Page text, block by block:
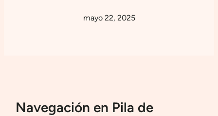
mayo 22, 2025
Navegación en Pila de